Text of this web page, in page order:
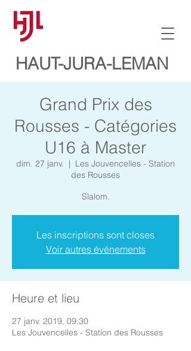
HAUT-JURA-LEMAN
Grand Prix des
Rousses - Catégories
U16 à Master
dim. 27 janv.
  |
Les Jouvencelles - Station
des Rousses
Slalom.
Les inscriptions sont closes
Voir autres événements
Heure et lieu
27 janv. 2019, 09:30
Les Jouvencelles - Station des Rousses